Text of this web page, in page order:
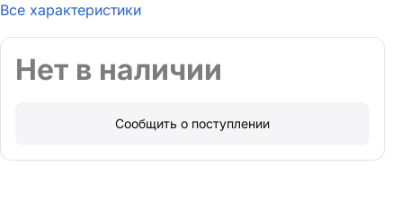
Все характеристики
Нет в наличии
Сообщить о поступлении